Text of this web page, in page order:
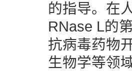
的指导。在
RNase L的
抗病毒药物
生物学等领